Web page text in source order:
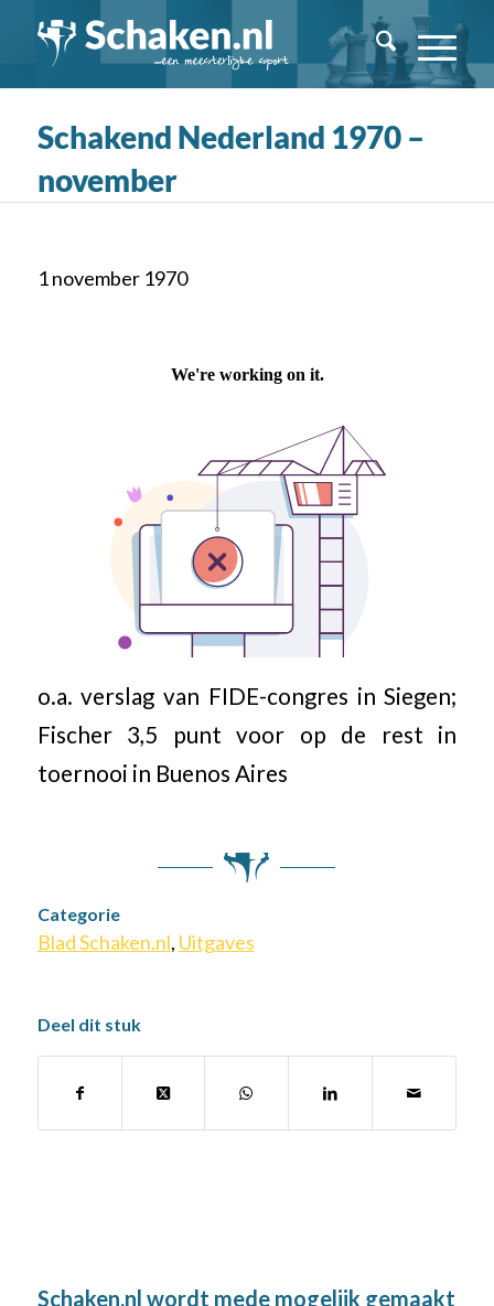
Schakend Nederland 1970 –
november
1 november 1970
o.a. verslag van FIDE-congres in Siegen;
Fischer 3,5 punt voor op de rest in
toernooi in Buenos Aires
Categorie
Blad Schaken.nl, Uitgaves
Deel dit stuk
Schaken.nl wordt mede mogelijk gemaakt